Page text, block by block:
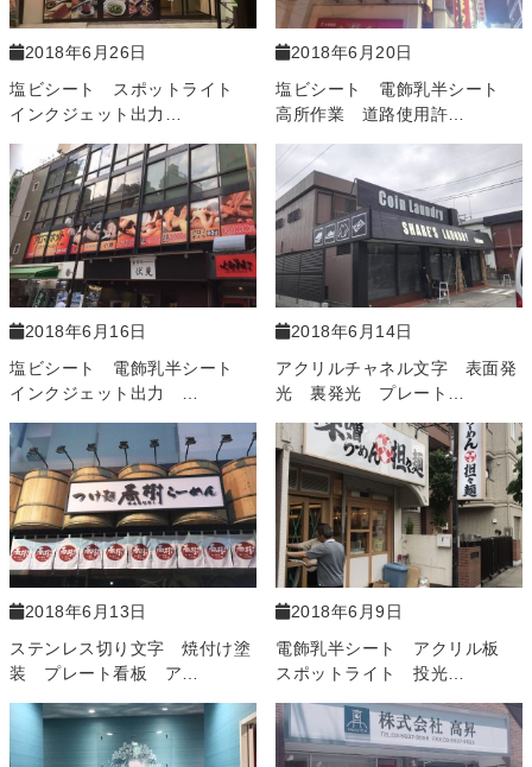
2018年6月26日
塩ビシート スポットライト
インクジェット出力…
2018年6月20日
塩ビシート 電飾乳半シート
高所作業 道路使用許…
2018年6月16日
塩ビシート 電飾乳半シート
インクジェット出力 …
2018年6月14日
アクリルチャネル文字 表面発
光 裏発光 プレート…
2018年6月13日
ステンレス切り文字 焼付け塗
装 プレート看板 ア…
2018年6月9日
電飾乳半シート アクリル板
スポットライト 投光…